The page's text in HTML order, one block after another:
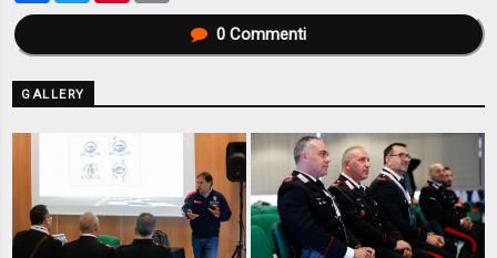
0Commenti
GALLERY